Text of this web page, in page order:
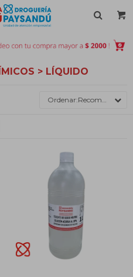
> LÍQUIDO
Recomendados